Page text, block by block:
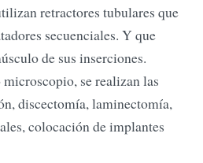
retractores tubulares que
secuenciales. Y que
de sus inserciones.
se realizan las
discectomía, laminectomía,
colocación de implantes